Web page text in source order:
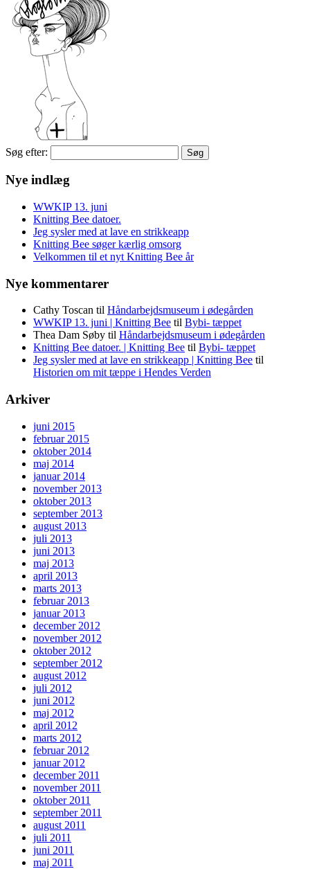
Søg efter:
Nye indlæg
WWKIP 13. juni
Knitting Bee datoer.
Jeg sysler med at lave en strikkeapp
Knitting Bee søger kærlig omsorg
Velkommen til et nyt Knitting Bee år
Nye kommentarer
Cathy Toscan til Håndarbejdsmuseum i ødegården
WWKIP 13. juni | Knitting Bee til Bybi- tæppet
Thea Dam Søby til Håndarbejdsmuseum i ødegården
Knitting Bee datoer. | Knitting Bee til Bybi- tæppet
Jeg sysler med at lave en strikkeapp | Knitting Bee til
Historien om mit tæppe i Hendes Verden
Arkiver
juni 2015
februar 2015
oktober 2014
maj 2014
januar 2014
november 2013
oktober 2013
september 2013
august 2013
juli 2013
juni 2013
maj 2013
april 2013
marts 2013
februar 2013
januar 2013
december 2012
november 2012
oktober 2012
september 2012
august 2012
juli 2012
juni 2012
maj 2012
april 2012
marts 2012
februar 2012
januar 2012
december 2011
november 2011
oktober 2011
september 2011
august 2011
juli 2011
juni 2011
maj 2011